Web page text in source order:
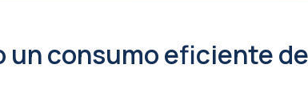
un consumo eficiente